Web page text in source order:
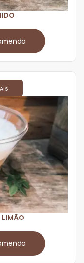
LIMÃO